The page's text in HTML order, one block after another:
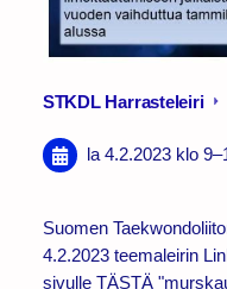
STKDL Harrasteleiri
la 4.2.2023 klo 9–
Suomen
4.2.2023 teemaleirin
sivulle TÄSTÄ